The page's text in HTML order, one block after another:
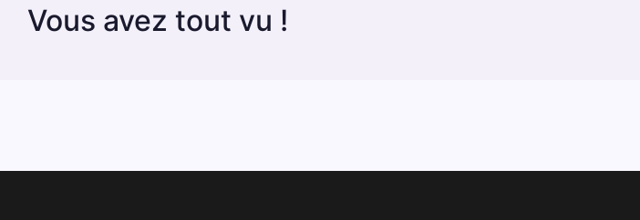
Vous avez tout vu !